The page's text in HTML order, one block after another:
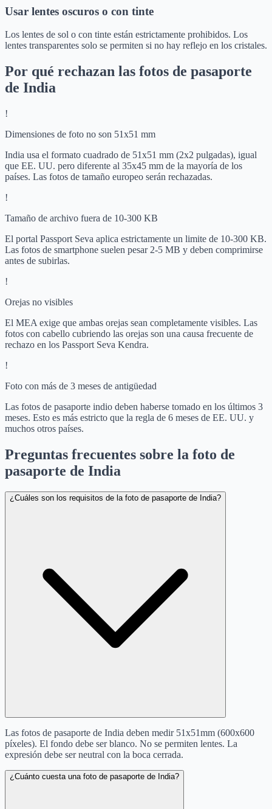
Usar lentes oscuros o con tinte
Los lentes de sol o con tinte están estrictamente prohibidos. Los
lentes transparentes solo se permiten si no hay reflejo en los cristales.
Por qué rechazan las fotos de pasaporte
de India
!
Dimensiones de foto no son 51x51 mm
India usa el formato cuadrado de 51x51 mm (2x2 pulgadas), igual
que EE. UU. pero diferente al 35x45 mm de la mayoría de los
países. Las fotos de tamaño europeo serán rechazadas.
!
Tamaño de archivo fuera de 10-300 KB
El portal Passport Seva aplica estrictamente un limite de 10-300 KB.
Las fotos de smartphone suelen pesar 2-5 MB y deben comprimirse
antes de subirlas.
!
Orejas no visibles
El MEA exige que ambas orejas sean completamente visibles. Las
fotos con cabello cubriendo las orejas son una causa frecuente de
rechazo en los Passport Seva Kendra.
!
Foto con más de 3 meses de antigüedad
Las fotos de pasaporte indio deben haberse tomado en los últimos 3
meses. Esto es más estricto que la regla de 6 meses de EE. UU. y
muchos otros países.
Preguntas frecuentes sobre la foto de
pasaporte de India
¿Cuáles son los requisitos de la foto de pasaporte de India?
Las fotos de pasaporte de India deben medir 51x51mm (600x600
píxeles). El fondo debe ser blanco. No se permiten lentes. La
expresión debe ser neutral con la boca cerrada.
¿Cuánto cuesta una foto de pasaporte de India?